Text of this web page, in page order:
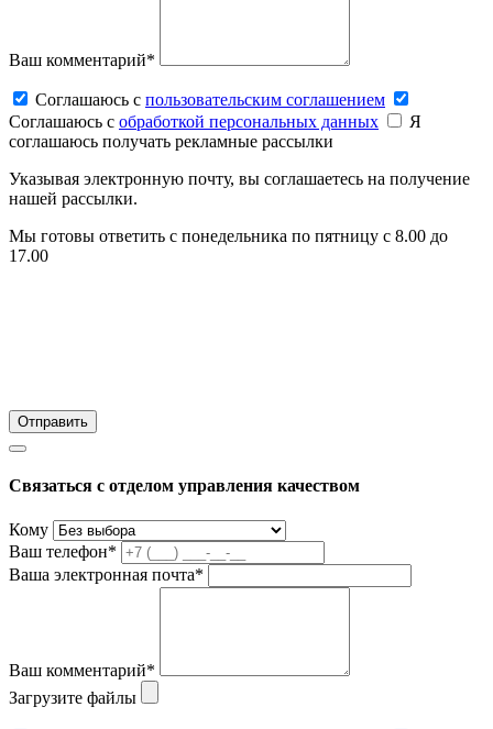
Ваш комментарий*
Соглашаюсь c пользовательским соглашением
Соглашаюсь c обработкой персональных данных
Я
соглашаюсь получать рекламные рассылки
Указывая электронную почту, вы соглашаетесь на получение
нашей рассылки.
Мы готовы ответить с понедельника по пятницу с 8.00 до
17.00
Связаться с отделом управления качеством
Кому
Ваш телефон*
Ваша электронная почта*
Ваш комментарий*
Загрузите файлы